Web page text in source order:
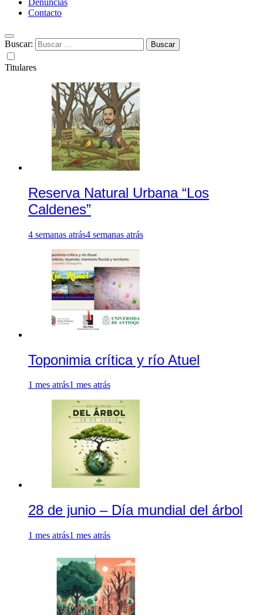
Contacto
Buscar:
Titulares
Reserva Natural Urbana “Los
Caldenes”
4 semanas atrás4 semanas atrás
Toponimia crítica y río Atuel
1 mes atrás1 mes atrás
28 de junio – Día mundial del árbol
1 mes atrás1 mes atrás